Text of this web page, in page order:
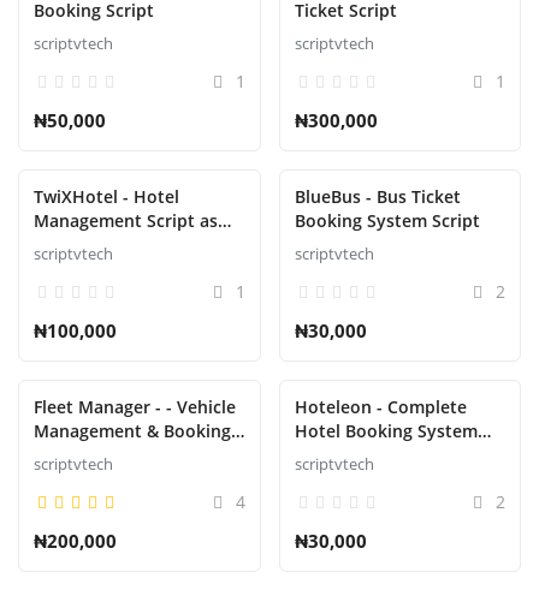
Booking Script
scriptvtech
1
₦50,000
Ticket Script
scriptvtech
1
₦300,000
TwiXHotel - Hotel
Management Script as
SAAS
scriptvtech
1
₦100,000
BlueBus - Bus Ticket
Booking System Script
scriptvtech
2
₦30,000
Fleet Manager - - Vehicle
Management & Booking
System
scriptvtech
4
₦200,000
Hoteleon - Complete
Hotel Booking System
Script
scriptvtech
2
₦30,000